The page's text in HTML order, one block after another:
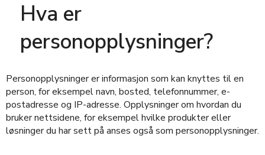
Hva er
personopplysninger?
Personopplysninger er informasjon som kan knyttes til en
person, for eksempel navn, bosted, telefonnummer, e-
postadresse og IP-adresse. Opplysninger om hvordan du
bruker nettsidene, for eksempel hvilke produkter eller
løsninger du har sett på anses også som personopplysninger.